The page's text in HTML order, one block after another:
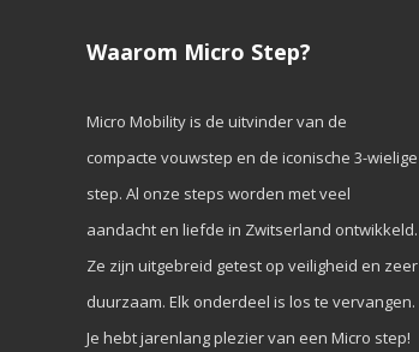
Waarom Micro Step?
Micro Mobility is de uitvinder van de
compacte vouwstep en de iconische 3-wielige
step. Al onze steps worden met veel
aandacht en liefde in Zwitserland ontwikkeld.
Ze zijn uitgebreid getest op veiligheid en zeer
duurzaam. Elk onderdeel is los te vervangen.
Je hebt jarenlang plezier van een Micro step!